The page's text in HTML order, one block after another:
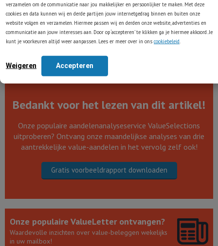
verzamelen om de communicatie naar jou makkelijker en persoonlijker te maken. Met deze
cookies en data kunnen wij en derde partijen jouw internetgedrag binnen en buiten onze
website volgen en verzamelen. Hiermee passen wij en derden onze website, advertenties en
communicatie aan jouw interesses aan. Door op ‘accepteren’ te klikken ga je hiermee akkoord. Je
kunt je voorkeuren altijd weer aanpassen. Lees er meer over in ons cookiebeleid
Weigeren Accepteren
Tell-a-friend !
Bedankt voor het lezen van dit artikel!
Onze populaire aandelenanalyseservice ValueSelections
uitproberen? Ontvang onze maandelijkse analyses van drie
aantrekkelijke value-aandelen in het vervolg zelf ook!
Gratis voorbeeldrapport downloaden
Onze populaire ValueLetter ontvangen?
Waardevolle inzichten over value-beleggen wekelijks
in uw mailbox!